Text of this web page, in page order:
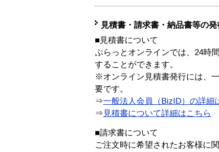
見積書・請求書・納品書等の
■見積書について
ぷらっとオンラインでは、24時
することができます。
※オンライン見積書発行には、
要です。
⇒一般法人会員（BizID）の詳細
⇒ 見積書について詳細はこちら
■請求書について
ご注文時に希望されたお客様に